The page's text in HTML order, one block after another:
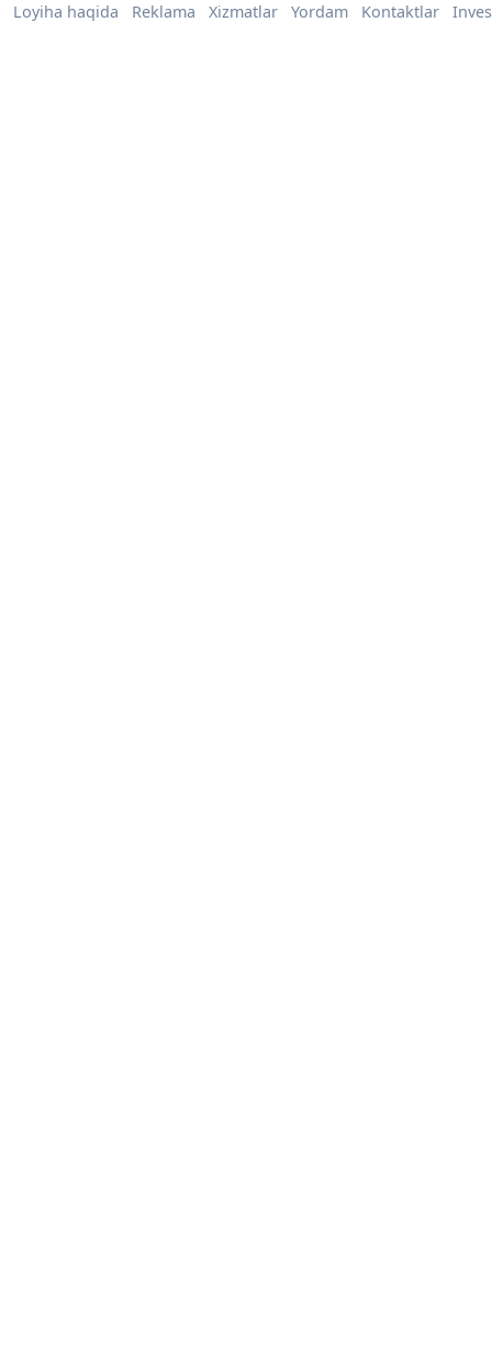
Loyiha haqida Reklama Xizmatlar Yordam Kontaktlar